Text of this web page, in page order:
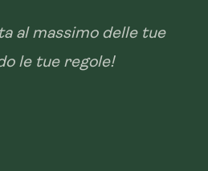
al massimo delle tue
le tue regole!